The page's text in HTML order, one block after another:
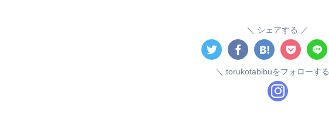
シェアする
torukotabibuをフォローする